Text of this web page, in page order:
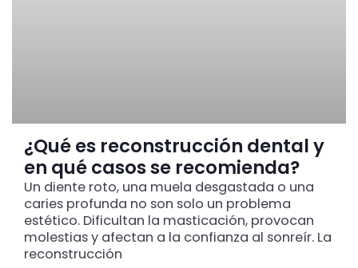
¿Qué es reconstrucción dental y
en qué casos se recomienda?
Un diente roto, una muela desgastada o una
caries profunda no son solo un problema
estético. Dificultan la masticación, provocan
molestias y afectan a la confianza al sonreír. La
reconstrucción